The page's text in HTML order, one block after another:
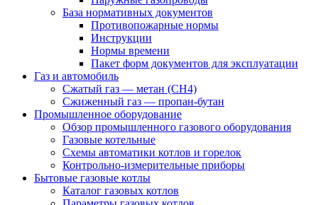
База нормативных документов
Противопожарные нормы
Инструкции
Нормы времени
Пакет форм документов для эксплуатации
Газ и автомобиль
Сжатый газ — метан (CH4)
Сжиженный газ — пропан-бутан
Промышленное оборудование
Обзор промышленного газового оборудования
Газовые котельные
Схемы автоматики котлов и горелок
Контрольно-измерительные приборы
Бытовые газовые котлы
Каталог газовых котлов